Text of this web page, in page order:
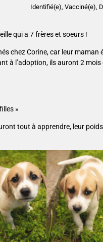
Identifié(e), Vacciné(e),
qui a 7 frères et soeurs !
chez Corine, car leur maman
à l’adoption, ils auront 2
»
tout à apprendre, leur